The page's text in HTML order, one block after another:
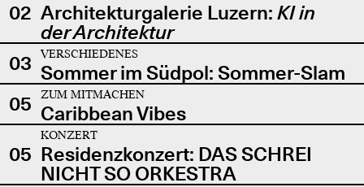
02 Architekturgalerie Luzern: KI in
der Architektur
03
VERSCHIEDENES
Sommer im Südpol: Sommer-Slam
05
ZUM MITMACHEN
Caribbean Vibes
05
KONZERT
Residenzkonzert: DAS SCHREI
NICHT SO ORKESTRA